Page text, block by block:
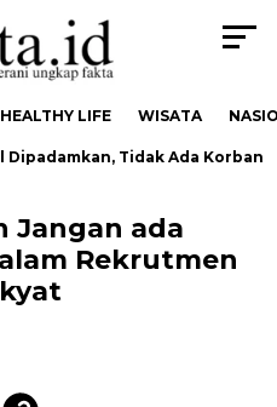
HEALTHY LIFE WISATA
Tidak Ada Korban
Jangan ada
Rekrutmen